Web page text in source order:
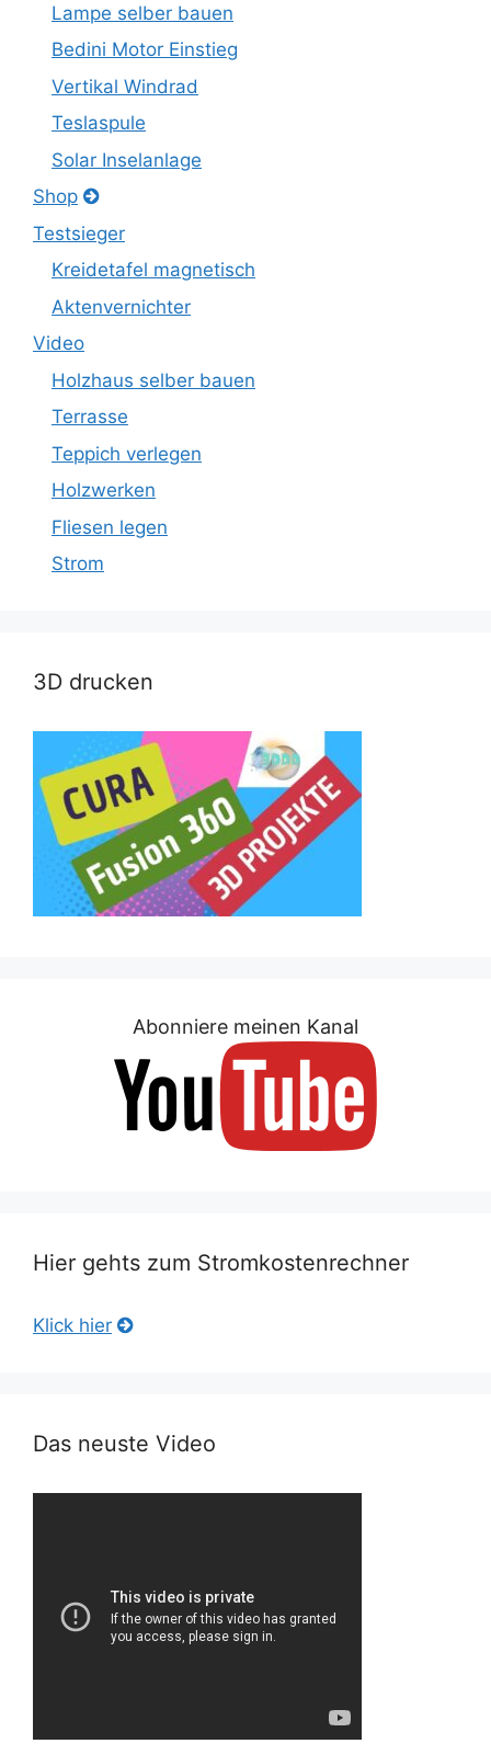
Lampe selber bauen
Bedini Motor Einstieg
Vertikal Windrad
Teslaspule
Solar Inselanlage
Shop
Testsieger
Kreidetafel magnetisch
Aktenvernichter
Video
Holzhaus selber bauen
Terrasse
Teppich verlegen
Holzwerken
Fliesen legen
Strom
3D drucken
Abonniere meinen Kanal
Hier gehts zum Stromkostenrechner
Klick hier
Das neuste Video